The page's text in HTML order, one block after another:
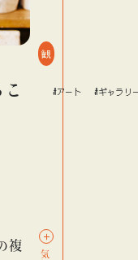
複
観
リー #アート #ギャラリー